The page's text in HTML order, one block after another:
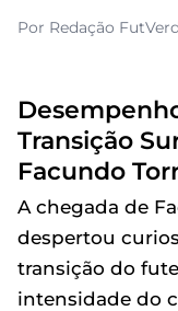
Por Redação
Transição
Facundo
A chegada de
despertou
transição do
intensidade do